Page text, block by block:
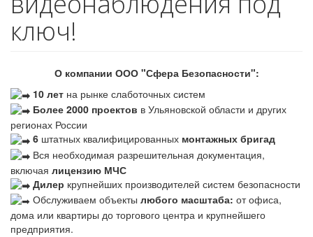
ключ!
О компании ООО "Сфера Безопасности":
10 лет на рынке слаботочных систем
Более 2000 проектов в Ульяновской области и других
регионах России
6 штатных квалифицированных монтажных бригад
Вся необходимая разрешительная документация,
включая лицензию МЧС
Дилер крупнейших производителей систем безопасности
Обслуживаем объекты любого масштаба: от офиса,
дома или квартиры до торгового центра и крупнейшего
предприятия.